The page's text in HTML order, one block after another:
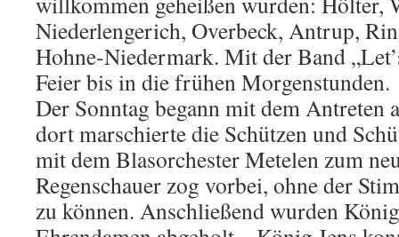
Niederlengerich, Overbeck, Antrup,
Hohne-Niedermark. Mit der Band
Feier bis in die frühen Morgenstunden.
Der Sonntag begann mit dem Antreten
dort marschierte die Schützen und
mit dem Blasorchester Metelen zum
Regenschauer zog vorbei, ohne der
zu können. Anschließend wurden